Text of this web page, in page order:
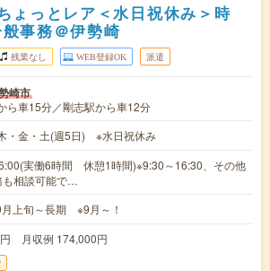
ょっとレア＜水日祝休み＞時
事務＠伊勢崎
残業なし WEB登録OK 派遣
崎市
ら車15分／剛志駅から車12分
・金・土(週5日) ※水日祝休み
実働6時間 休憩1時間)※9:30～16:30、その他
も相談可能で…
上旬～長期 ※9月～！
月収例 174,000円